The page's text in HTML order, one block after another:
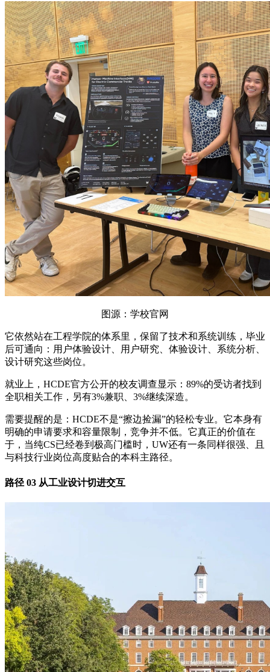
图源：学校官网
它依然站在工程学院的体系里，保留了技术和系统训练，毕业
后可通向：用户体验设计、用户研究、体验设计、系统分析、
设计研究这些岗位。
就业上，HCDE官方公开的校友调查显示：89%的受访者找到
全职相关工作，另有3%兼职、3%继续深造。
需要提醒的是：HCDE不是“擦边捡漏”的轻松专业。它本身有
明确的申请要求和容量限制，竞争并不低。它真正的价值在
于，当纯CS已经卷到极高门槛时，UW还有一条同样很强、且
与科技行业岗位高度贴合的本科主路径。
路径 03 从工业设计切进交互